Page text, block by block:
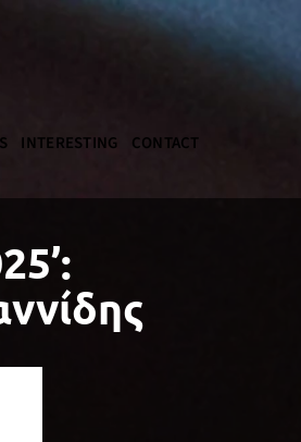
INTERESTING CONTACT